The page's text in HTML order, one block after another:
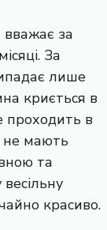
вважає за
За
лише
криється в
проходить в
не мають
та
красиво.